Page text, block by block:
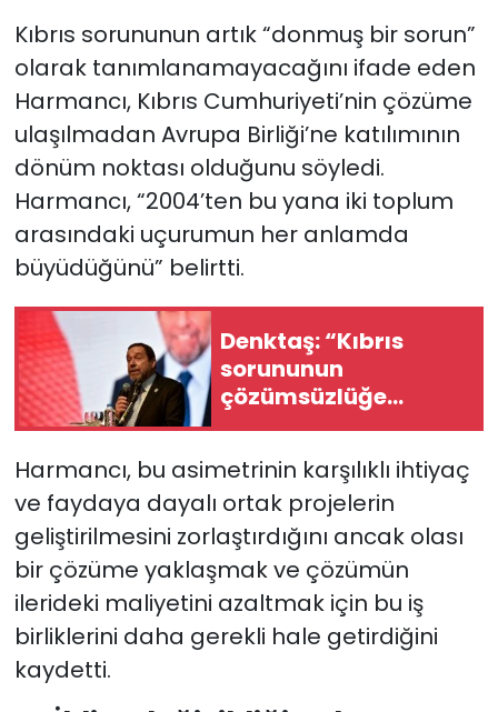
Kıbrıs sorununun artık “donmuş bir sorun”
olarak tanımlanamayacağını ifade eden
Harmancı, Kıbrıs Cumhuriyeti’nin çözüme
ulaşılmadan Avrupa Birliği’ne katılımının
dönüm noktası olduğunu söyledi.
Harmancı, “2004’ten bu yana iki toplum
arasındaki uçurumun her anlamda
büyüdüğünü” belirtti.
Denktaş: “Kıbrıs
sorununun
çözümsüzlüğe
sürüklenmesinin asıl
Harmancı, bu asimetrinin karşılıklı ihtiyaç
ve faydaya dayalı ortak projelerin
geliştirilmesini zorlaştırdığını ancak olası
bir çözüme yaklaşmak ve çözümün
ilerideki maliyetini azaltmak için bu iş
birliklerini daha gerekli hale getirdiğini
kaydetti.